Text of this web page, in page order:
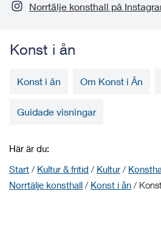
Norrtälje konsthall på
Konst i ån
Konst i ån Om Konst i Ån
Guidade visningar
Här är du:
Start / Kultur & fritid / Kultur /
Norrtälje konsthall / Konst i ån /